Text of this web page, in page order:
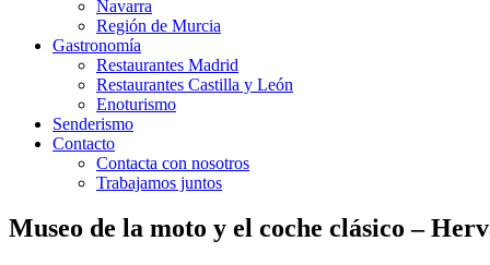
Navarra
Región de Murcia
Gastronomía
Restaurantes Madrid
Restaurantes Castilla y León
Enoturismo
Senderismo
Contacto
Contacta con nosotros
Trabajamos juntos
Museo de la moto y el coche clásico –